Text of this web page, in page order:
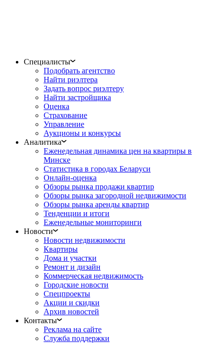
Специалисты
Подобрать агентство
Найти риэлтера
Задать вопрос риэлтеру
Найти застройщика
Оценка
Страхование
Управление
Аукционы и конкурсы
Аналитика
Еженедельная динамика цен на квартиры в
Минске
Статистика в городах Беларуси
Онлайн-оценка
Обзоры рынка продажи квартир
Обзоры рынка загородной недвижимости
Обзоры рынка аренды квартир
Тенденции и итоги
Еженедельные мониторинги
Новости
Новости недвижимости
Квартиры
Дома и участки
Ремонт и дизайн
Коммерческая недвижимость
Городские новости
Спецпроекты
Акции и скидки
Архив новостей
Контакты
Реклама на сайте
Служба поддержки